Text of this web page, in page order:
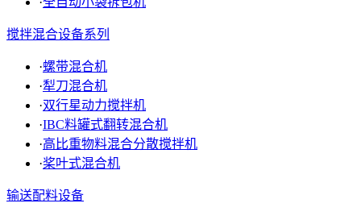
搅拌混合设备系列
·螺带混合机
·犁刀混合机
·双行星动力搅拌机
·IBC料罐式翻转混合机
·高比重物料混合分散搅拌机
·桨叶式混合机
输送配料设备